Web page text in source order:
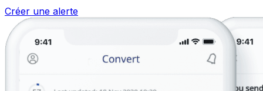
Créer une alerte